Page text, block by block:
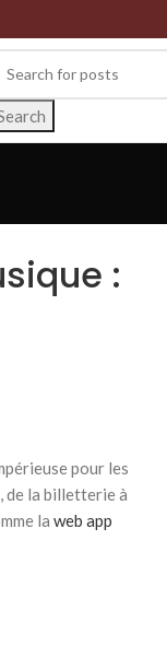
:
pour les
de la billetterie à
la web app